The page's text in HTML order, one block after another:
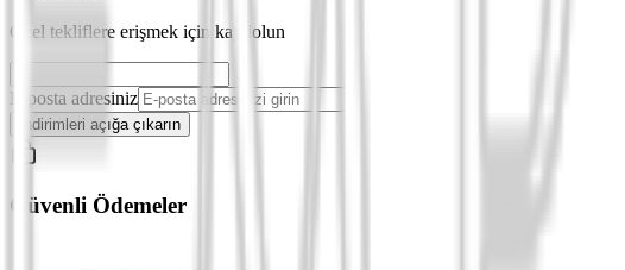
Özel tekliflere erişmek için kaydolun
E-posta adresiniz
İndirimleri açığa çıkarın
Güvenli Ödemeler